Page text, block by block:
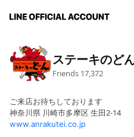
ステーキのど
Friends 17,372
ご来店お待ちしております
神奈川県 川崎市多摩区 生田2-14
www.anrakutei.co.jp